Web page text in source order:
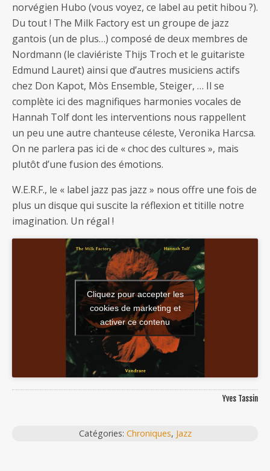
norvégien Hubo (vous voyez, ce label au petit hibou ?).
Du tout ! The Milk Factory est un groupe de jazz
gantois (un de plus…) composé de deux membres de
Nordmann (le claviériste Thijs Troch et le guitariste
Edmund Lauret) ainsi que d’autres musiciens actifs
chez Don Kapot, Mòs Ensemble, Steiger, … Il se
complète ici des magnifiques harmonies vocales de
Hannah Tolf dont les interventions nous rappellent
un peu une autre chanteuse céleste, Veronika Harcsa.
On ne parlera pas ici de « choc des cultures », mais
plutôt d’une fusion des émotions.
W.E.R.F., le « label jazz pas jazz » nous offre une fois de
plus un disque qui suscite la réflexion et titille notre
imagination. Un régal !
Cliquez pour accepter les
cookies de marketing et
activer ce contenu
Yves Tassin
Catégories: Chroniques, Jazz